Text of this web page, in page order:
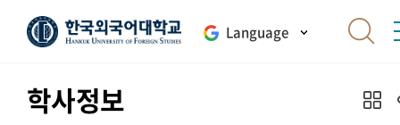
Language
학사정보